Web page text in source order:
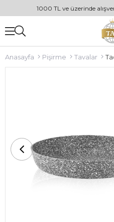
1000 TL ve üzerinde
Anasayfa Pişirme Tavalar